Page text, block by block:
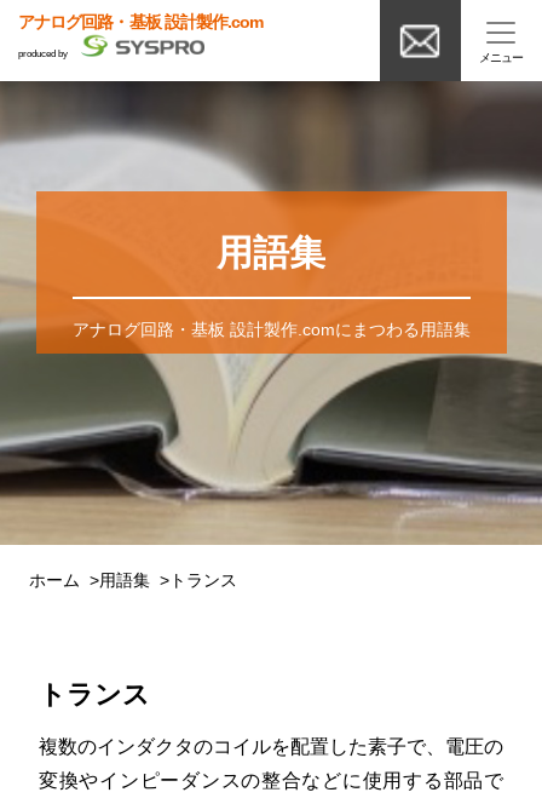
アナログ回路・基板 設計製作.com
produced by
用語集
アナログ回路・基板 設計製作.comにまつわる用語集
ホーム 用語集 トランス
トランス
複数のインダクタのコイルを配置した素子で、電圧の
変換やインピーダンスの整合などに使用する部品で